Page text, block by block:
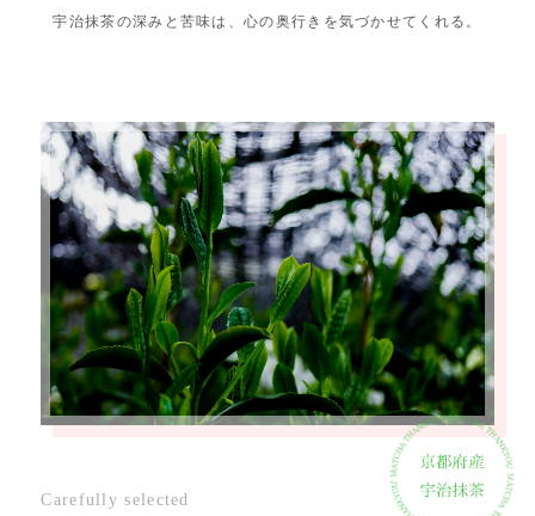
宇治抹茶の深みと苦味は、心の奥行きを気づかせてくれる。
Carefully selected